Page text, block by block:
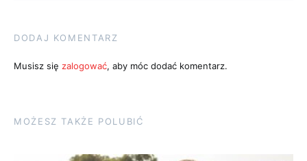
DODAJ KOMENTARZ
Musisz się zalogować, aby móc dodać komentarz.
MOŻESZ TAKŻE POLUBIĆ